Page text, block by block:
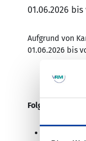
01.06.2026
Aufgrund von
01.06.2026 bis
Folgende